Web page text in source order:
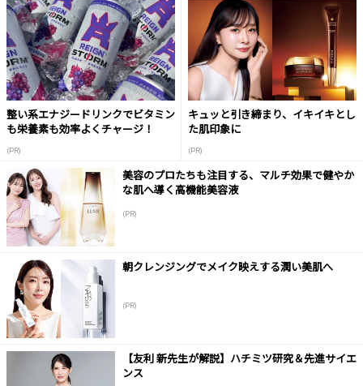
整い系エナジードリンクでビタミン
も栄養素も効率よくチャージ！
(PR)
キュッと引き締まり、イキイキとし
た肌印象に
(PR)
美容のプロたちも注目する、マルチ効果で健やか
な肌へ導く高機能美容液
(PR)
朝クレンジングでメイク映えする潤い美肌へ
(PR)
【友利 新先生が解説】ハチミツ研究＆先進サイエ
ンス